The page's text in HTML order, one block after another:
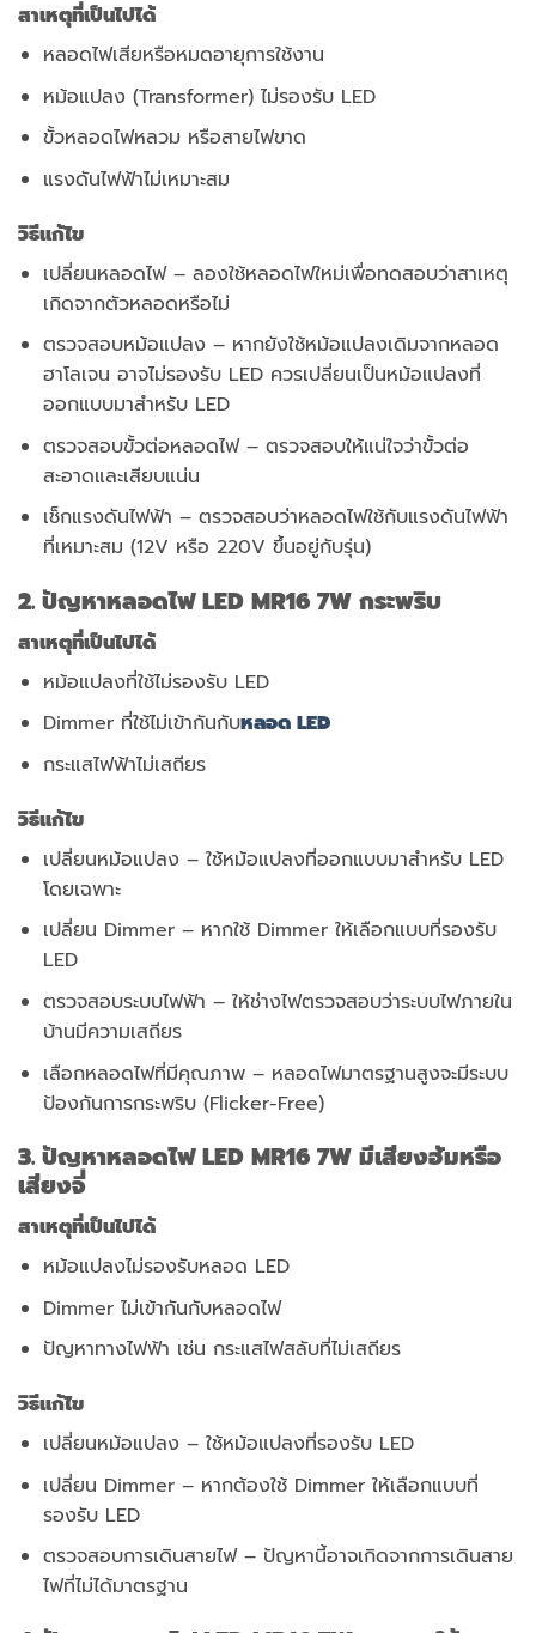
สาเหตุที่เป็นไปได้
หลอดไฟเสียหรือหมดอายุการใช้งาน
หม้อแปลง (Transformer) ไม่รองรับ LED
ขั้วหลอดไฟหลวม หรือสายไฟขาด
แรงดันไฟฟ้าไม่เหมาะสม
วิธีแก้ไข
เปลี่ยนหลอดไฟ – ลองใช้หลอดไฟใหม่เพื่อทดสอบว่าสาเหตุ
เกิดจากตัวหลอดหรือไม่
ตรวจสอบหม้อแปลง – หากยังใช้หม้อแปลงเดิมจากหลอด
ฮาโลเจน อาจไม่รองรับ LED ควรเปลี่ยนเป็นหม้อแปลงที่
ออกแบบมาสำหรับ LED
ตรวจสอบขั้วต่อหลอดไฟ – ตรวจสอบให้แน่ใจว่าขั้วต่อ
สะอาดและเสียบแน่น
เช็กแรงดันไฟฟ้า – ตรวจสอบว่าหลอดไฟใช้กับแรงดันไฟฟ้า
ที่เหมาะสม (12V หรือ 220V ขึ้นอยู่กับรุ่น)
2. ปัญหาหลอดไฟ LED MR16 7W กระพริบ
สาเหตุที่เป็นไปได้
หม้อแปลงที่ใช้ไม่รองรับ LED
Dimmer ที่ใช้ไม่เข้ากันกับหลอด LED
กระแสไฟฟ้าไม่เสถียร
วิธีแก้ไข
เปลี่ยนหม้อแปลง – ใช้หม้อแปลงที่ออกแบบมาสำหรับ LED
โดยเฉพาะ
เปลี่ยน Dimmer – หากใช้ Dimmer ให้เลือกแบบที่รองรับ
LED
ตรวจสอบระบบไฟฟ้า – ให้ช่างไฟตรวจสอบว่าระบบไฟภายใน
บ้านมีความเสถียร
เลือกหลอดไฟที่มีคุณภาพ – หลอดไฟมาตรฐานสูงจะมีระบบ
ป้องกันการกระพริบ (Flicker-Free)
3. ปัญหาหลอดไฟ LED MR16 7W มีเสียงฮัมหรือ
เสียงจี่
สาเหตุที่เป็นไปได้
หม้อแปลงไม่รองรับหลอด LED
Dimmer ไม่เข้ากันกับหลอดไฟ
ปัญหาทางไฟฟ้า เช่น กระแสไฟสลับที่ไม่เสถียร
วิธีแก้ไข
เปลี่ยนหม้อแปลง – ใช้หม้อแปลงที่รองรับ LED
เปลี่ยน Dimmer – หากต้องใช้ Dimmer ให้เลือกแบบที่
รองรับ LED
ตรวจสอบการเดินสายไฟ – ปัญหานี้อาจเกิดจากการเดินสาย
ไฟที่ไม่ได้มาตรฐาน